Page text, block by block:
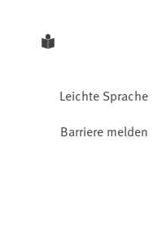
Leichte Sprache
Barriere melden